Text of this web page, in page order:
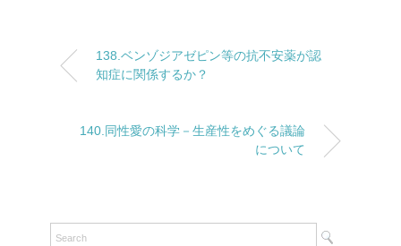
138.ベンゾジアゼピン等の抗不安薬が認
知症に関係するか？
140.同性愛の科学－生産性をめぐる議論
について